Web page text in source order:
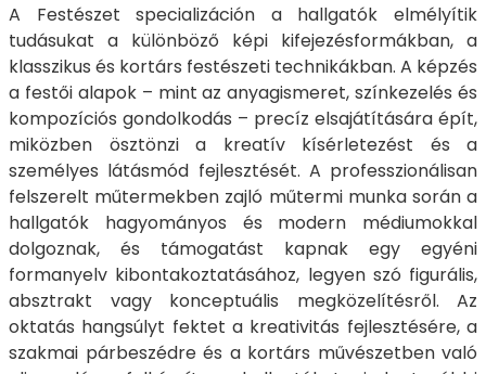
A Festészet specializáción a hallgatók elmélyítik
tudásukat a különböző képi kifejezésformákban, a
klasszikus és kortárs festészeti technikákban. A képzés
a festői alapok – mint az anyagismeret, színkezelés és
kompozíciós gondolkodás – precíz elsajátítására épít,
miközben ösztönzi a kreatív kísérletezést és a
személyes látásmód fejlesztését. A professzionálisan
felszerelt műtermekben zajló műtermi munka során a
hallgatók hagyományos és modern médiumokkal
dolgoznak, és támogatást kapnak egy egyéni
formanyelv kibontakoztatásához, legyen szó figurális,
absztrakt vagy konceptuális megközelítésről. Az
oktatás hangsúlyt fektet a kreativitás fejlesztésére, a
szakmai párbeszédre és a kortárs művészetben való